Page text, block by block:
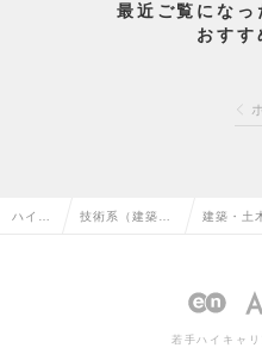
最近ご覧になっ
おすす
ハイク 技術系（建築・ 建築・土
サルタン
若手ハイキャ